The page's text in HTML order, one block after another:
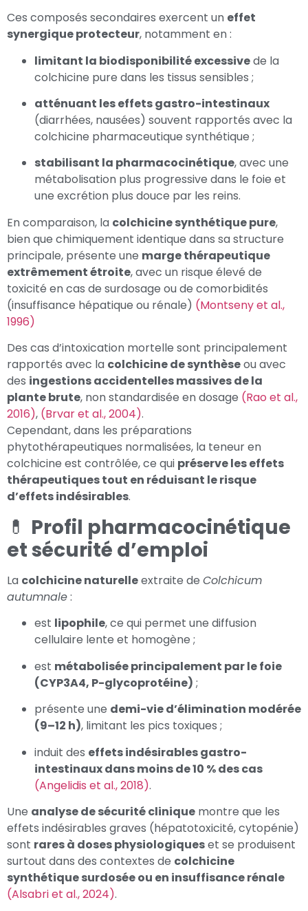
Ces composés secondaires exercent un effet
synergique protecteur, notamment en :
limitant la biodisponibilité excessivede la
colchicine pure dans les tissus sensibles ;
atténuant les effets gastro-intestinaux
(diarrhées, nausées) souvent rapportés avec la
colchicine pharmaceutique synthétique ;
stabilisant la pharmacocinétique, avec une
métabolisation plus progressive dans le foie et
une excrétion plus douce par les reins.
En comparaison, la colchicine synthétique pure,
bien que chimiquement identique dans sa structure
principale, présente une marge thérapeutique
extrêmement étroite, avec un risque élevé de
toxicité en cas de surdosage ou de comorbidités
(insuffisance hépatique ou rénale) (Montseny et al.,
1996)
Des cas d’intoxication mortelle sont principalement
rapportés avec la colchicine de synthèseou avec
des ingestions accidentelles massives de la
plante brute, non standardisée en dosage (Rao et al.,
2016), (Brvar et al., 2004).
Cependant, dans les préparations
phytothérapeutiques normalisées, la teneur en
colchicine est contrôlée, ce qui préserve les effets
thérapeutiques tout en réduisant le risque
d’effets indésirables.
💊 Profil pharmacocinétique
et sécurité d’emploi
La colchicine naturelleextraite de Colchicum
autumnale:
est lipophile, ce qui permet une diffusion
cellulaire lente et homogène ;
est métabolisée principalement par le foie
(CYP3A4, P-glycoprotéine) ;
présente une demi-vie d’élimination modérée
(9–12 h), limitant les pics toxiques ;
induit des effets indésirables gastro-
intestinaux dans moins de 10 % des cas
(Angelidis et al., 2018).
Une analyse de sécurité clinique montre que les
effets indésirables graves (hépatotoxicité, cytopénie)
sont rares à doses physiologiqueset se produisent
surtout dans des contextes de colchicine
synthétique surdosée ou en insuffisance rénale
(Alsabri et al., 2024).